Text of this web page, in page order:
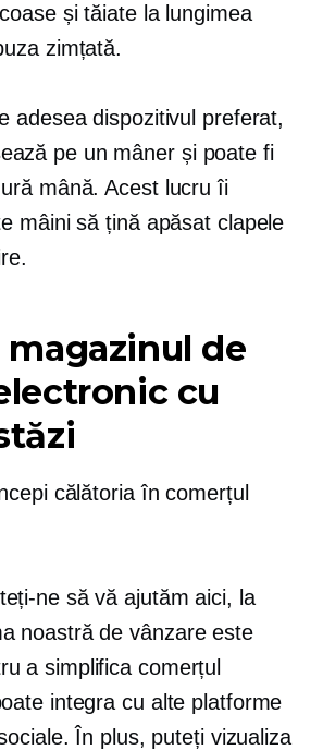
și tăiate la lungimea
zimțată.
adesea dispozitivul preferat,
pe un mâner și poate fi
mână. Acest lucru îi
mâini să țină apăsat clapele
de
cu
călătoria în comerțul
ne să vă ajutăm aici, la
noastră de vânzare este
a simplifica comerțul
integra cu alte platforme
În plus, puteți vizualiza